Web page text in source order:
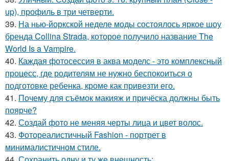
up), профиль в три четверти.
39. На нью-йоркской неделе моды состоялось яркое шоу
бренда Collina Strada, которое получило название The
World Is a Vampire.
40. Каждая фотосессия в аква моделс - это комплексный
процесс, где родителям не нужно беспокоиться о
подготовке ребенка, кроме как привезти его.
41. Почему для съёмок макияж и причёска должны быть
поярче?
42. Создай фото не меняя черты лица и цвет волос.
43. Фотореалистичный Fashion - портрет в
минималистичном стиле.